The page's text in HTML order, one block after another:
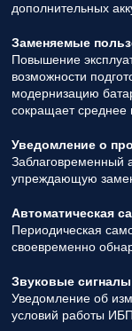
дополнительных
Заменяемые
Повышение
возможности
модернизацию
сокращает среднее
Уведомление о
Заблаговременный
упреждающую
Автоматическая
Периодическая
своевременно
Звуковые сигналы
Уведомление об
условий работы